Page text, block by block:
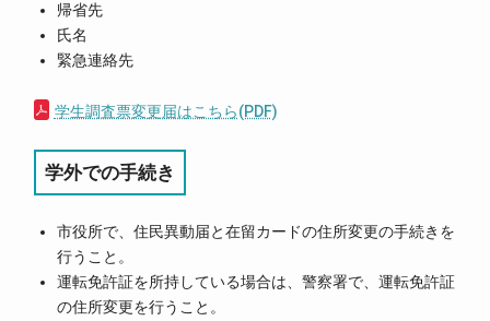
帰省先
氏名
緊急連絡先
学生調査票変更届はこちら(PDF)
学外での手続き
市役所で、住民異動届と在留カードの住所変更の手続きを
行うこと。
運転免許証を所持している場合は、警察署で、運転免許証
の住所変更を行うこと。